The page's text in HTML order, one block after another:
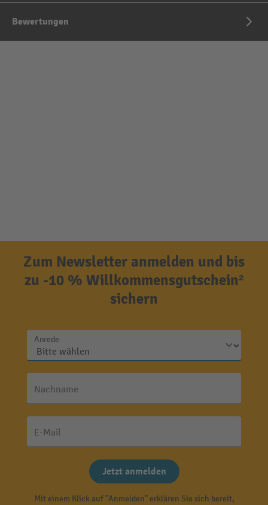
Bewertungen
Zum Newsletter anmelden und bis
zu -10 % Willkommensgutschein²
sichern
Anrede
Nachname
E-Mail
Jetzt anmelden
Mit einem Klick auf "Anmelden" erklären Sie sich bereit,